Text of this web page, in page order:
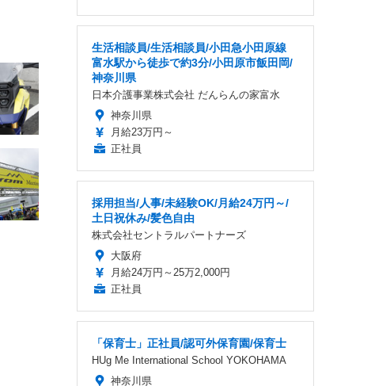
生活相談員/生活相談員/小田急小田原線
富水駅から徒歩で約3分/小田原市飯田岡/
神奈川県
日本介護事業株式会社 だんらんの家富水
神奈川県
月給23万円～
正社員
採用担当/人事/未経験OK/月給24万円～/
土日祝休み/髪色自由
株式会社セントラルパートナーズ
大阪府
月給24万円～25万2,000円
正社員
「保育士」正社員/認可外保育園/保育士
HUg Me International School YOKOHAMA
神奈川県